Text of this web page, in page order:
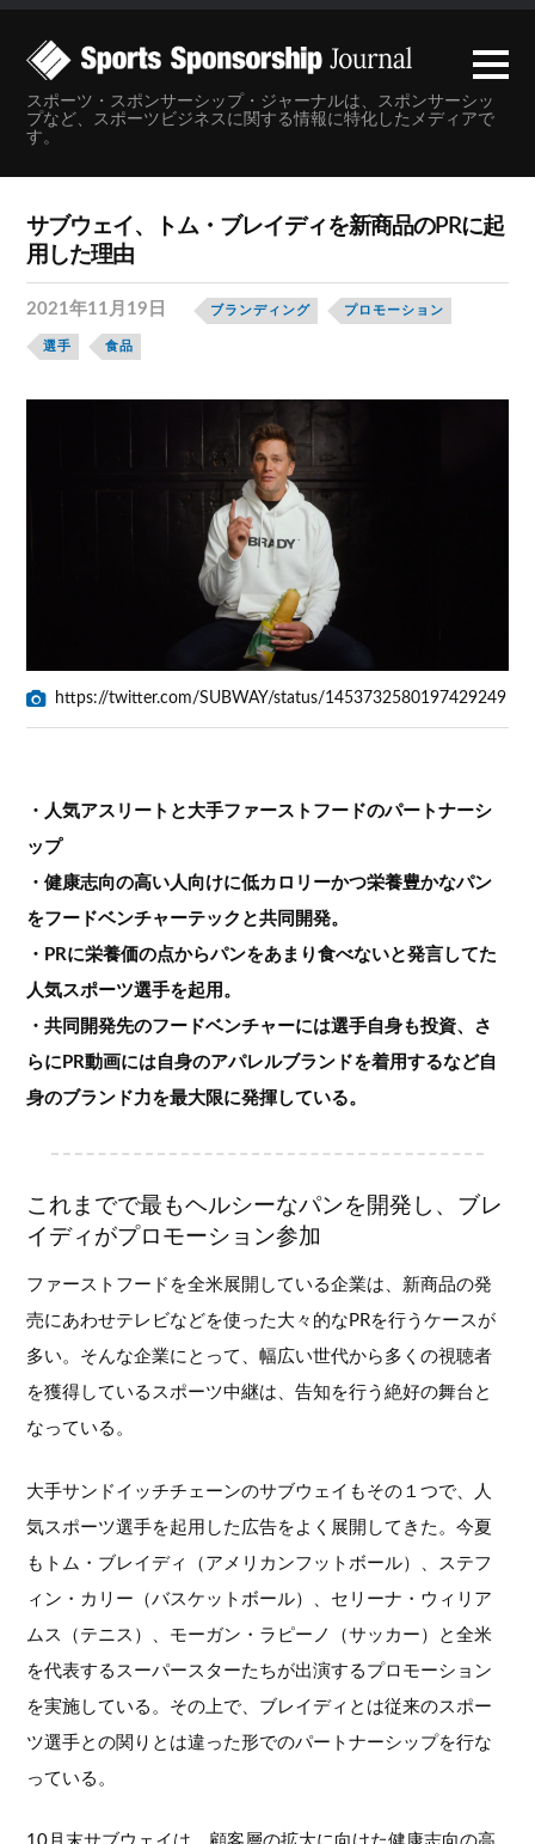
スポーツ・スポンサーシップ・ジャーナルは、スポンサーシッ
プなど、スポーツビジネスに関する情報に特化したメディアで
す。
サブウェイ、トム・ブレイディを新商品のPRに起
用した理由
2021年11月19日 ブランディング プロモーション
選手 食品
https://twitter.com/SUBWAY/status/1453732580197429249
・人気アスリートと大手ファーストフードのパートナーシ
ップ
・健康志向の高い人向けに低カロリーかつ栄養豊かなパン
をフードベンチャーテックと共同開発。
・PRに栄養価の点からパンをあまり食べないと発言してた
人気スポーツ選手を起用。
・共同開発先のフードベンチャーには選手自身も投資、さ
らにPR動画には自身のアパレルブランドを着用するなど自
身のブランド力を最大限に発揮している。
これまでで最もヘルシーなパンを開発し、ブレ
イディがプロモーション参加
ファーストフードを全米展開している企業は、新商品の発
売にあわせテレビなどを使った大々的なPRを行うケースが
多い。そんな企業にとって、幅広い世代から多くの視聴者
を獲得しているスポーツ中継は、告知を行う絶好の舞台と
なっている。
大手サンドイッチチェーンのサブウェイもその１つで、人
気スポーツ選手を起用した広告をよく展開してきた。今夏
もトム・ブレイディ（アメリカンフットボール）、ステフ
ィン・カリー（バスケットボール）、セリーナ・ウィリア
ムス（テニス）、モーガン・ラピーノ（サッカー）と全米
を代表するスーパースターたちが出演するプロモーション
を実施している。その上で、ブレイディとは従来のスポー
ツ選手との関りとは違った形でのパートナーシップを行な
っている。